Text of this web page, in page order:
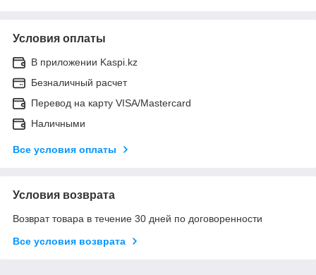
Условия оплаты
В приложении Kaspi.kz
Безналичный расчет
Перевод на карту VISA/Mastercard
Наличными
Все условия оплаты
Условия возврата
Возврат товара в течение 30 дней по договоренности
Все условия возврата